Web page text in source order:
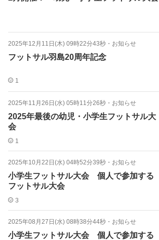
2025年12月11日(木) 09時22分43秒 ・ お知らせ
フットサル羽島20周年記念
1
2025年11月26日(水) 05時11分26秒 ・ お知らせ
2025年最後の幼児・小学生フットサル大
会
1
2025年10月22日(水) 04時52分39秒 ・ お知らせ
小学生フットサル大会 個人で参加する
フットサル大会
3
2025年08月27日(水) 08時38分44秒 ・ お知らせ
小学生フットサル大会 個人で参加する